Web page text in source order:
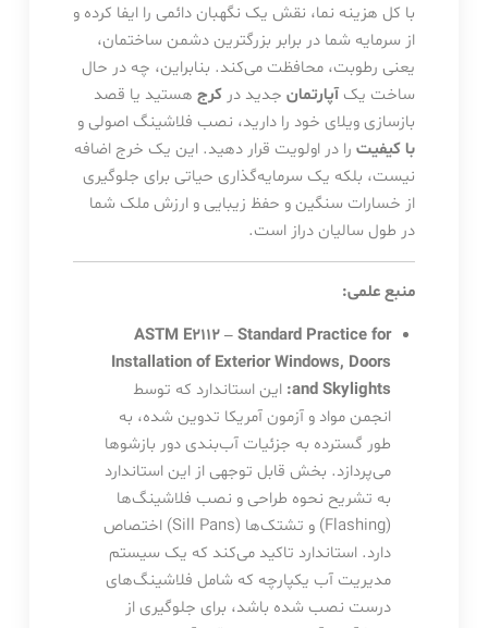
با کل هزینه نما، نقش یک نگهبان دائمی را ایفا کرده و
از سرمایه شما در برابر بزرگترین دشمن ساختمان،
یعنی رطوبت، محافظت می‌کند. بنابراین، چه در حال
ساخت یک آپارتمانجدید در کرجهستید یا قصد
بازسازی ویلای خود را دارید، نصب فلاشینگ اصولی و
با کیفیترا در اولویت قرار دهید. این یک خرج اضافه
نیست، بلکه یک سرمایه‌گذاری حیاتی برای جلوگیری
از خسارات سنگین و حفظ زیبایی و ارزش ملک شما
در طول سالیان دراز است.
منبع علمی:
ASTM E2112 – Standard Practice for
Installation of Exterior Windows, Doors
and Skylights: این استاندارد که توسط
انجمن مواد و آزمون آمریکا تدوین شده، به
طور گسترده به جزئیات آب‌بندی دور بازشوها
می‌پردازد. بخش قابل توجهی از این استاندارد
به تشریح نحوه طراحی و نصب فلاشینگ‌ها
(Flashing) و تشتک‌ها (Sill Pans) اختصاص
دارد. استاندارد تاکید می‌کند که یک سیستم
مدیریت آب یکپارچه که شامل فلاشینگ‌های
درست نصب شده باشد، برای جلوگیری از